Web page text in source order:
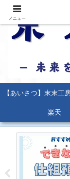
【あいさつ】末末工
楽天
メニュー